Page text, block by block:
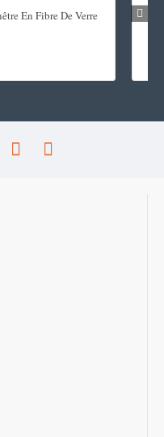
En Fibre De Verre